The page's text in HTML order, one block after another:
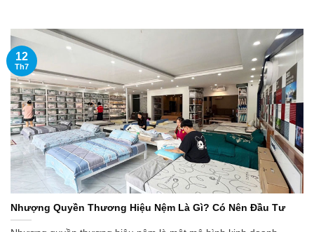
Nhượng Quyền Thương Hiệu Nệm Là Gì? Có Nên Đầu Tư
12
Th7